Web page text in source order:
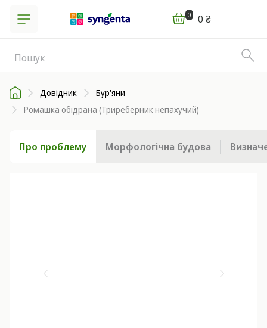
0 0 ₴
Довідник
Бур'яни
Ромашка обідрана (Триреберник непахучий)
Про проблему Морфологічна будова